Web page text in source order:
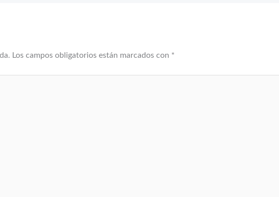
Los campos obligatorios están marcados con *